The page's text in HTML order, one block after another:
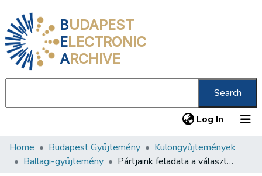
BUDAPEST
ELECTRONIC
ARCHIVE
Search
Log In (current)
Communities & Collections
Home Budapest Gyűjtemény
Különgyűjtemények
Ballagi-gyűjtemény
Pártjaink feladata a választások után /